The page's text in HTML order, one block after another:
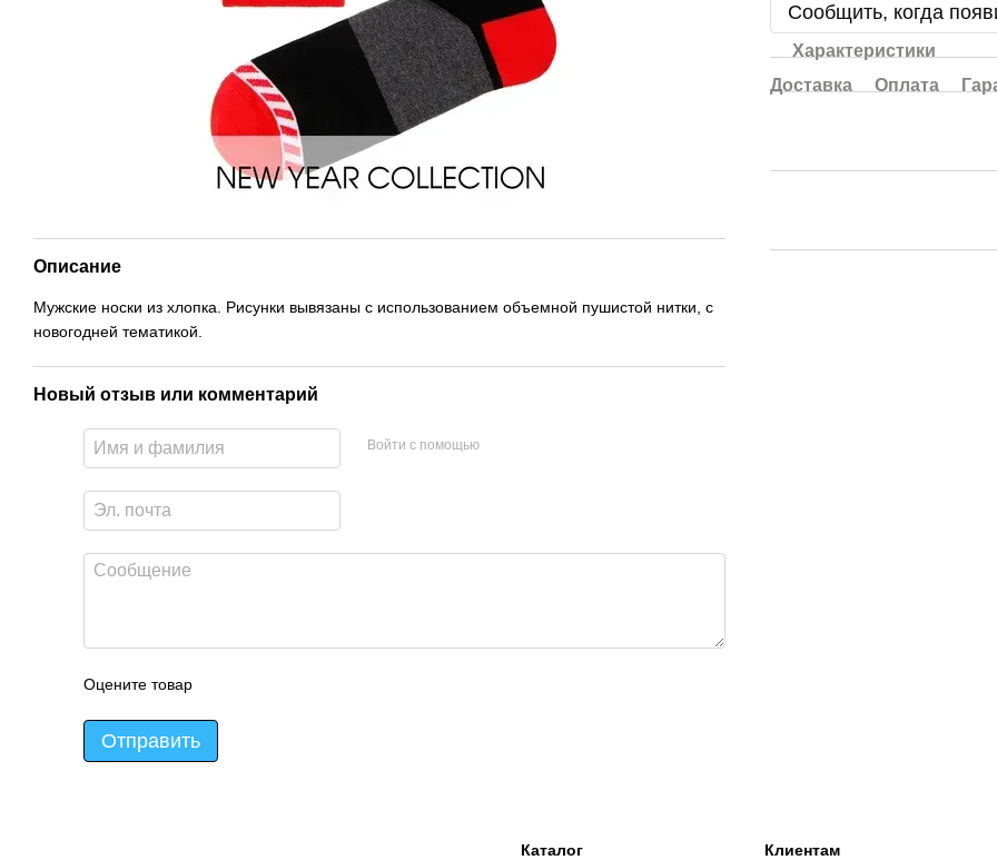
Описание
Мужские носки из хлопка. Рисунки вывязаны с использованием объемной пушистой нитки, с
новогодней тематикой.
Новый отзыв или комментарий
Войти с помощью
Оцените товар
Отправить
Сообщить, когда
Характеристики
Доставка
Оплата
Каталог Клиентам